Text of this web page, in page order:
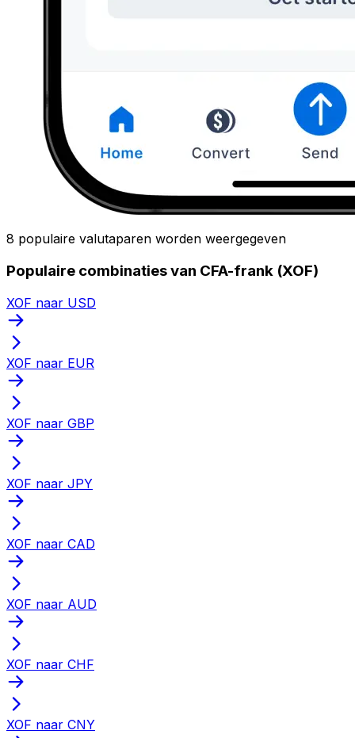
8 populaire valutaparen worden weergegeven
Populaire combinaties van CFA-frank (XOF)
XOF naar USD
XOF naar EUR
XOF naar GBP
XOF naar JPY
XOF naar CAD
XOF naar AUD
XOF naar CHF
XOF naar CNY